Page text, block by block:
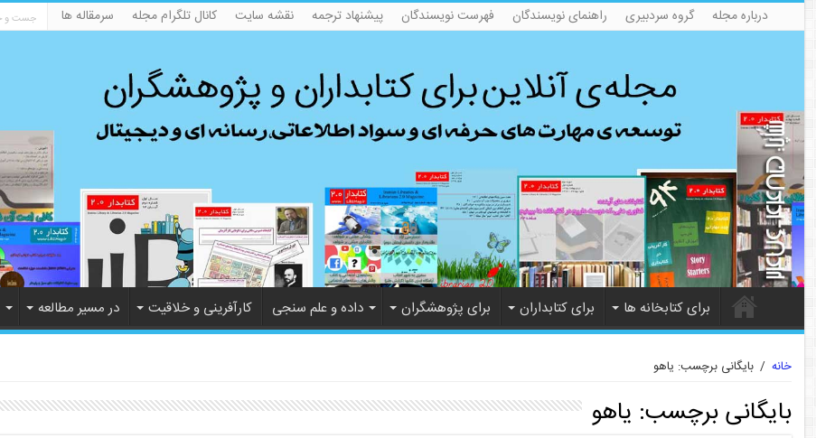
درباره مجله گروه سردبیری راهنمای نویسندگان فهرست نویسندگان پیشنهاد ترجمه نقشه سایت کانال تلگرام مجله سرمقاله ها
برای کتابخانه ها برای کتابداران برای پژوهشگران داده و علم سنجی کارآفرینی و خلاقیت در مسیر مطالعه
خانه / بایگانی برچسب: یاهو
بایگانی برچسب: یاهو